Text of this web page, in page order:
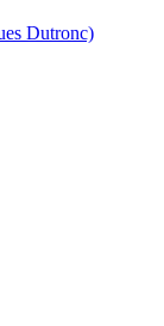
Dutronc)